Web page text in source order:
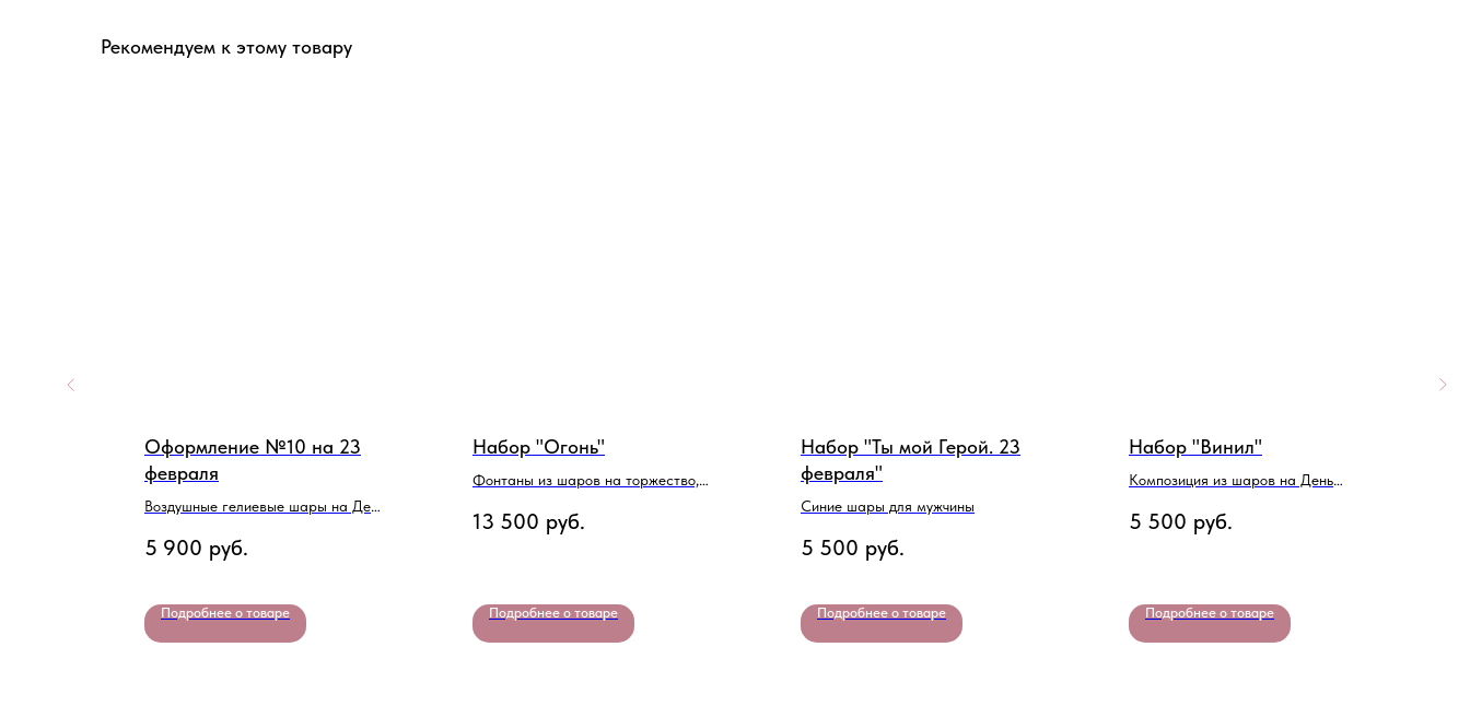
Рекомендуем к этому товару
Оформление №10 на 23
февраля
Воздушные гелиевые шары на День
5 900 руб.
Подробнее о товаре
Набор "Огонь"
Фонтаны из шаров на торжество,
13 500 руб.
Подробнее о товаре
Набор "Ты мой Герой. 23
февраля"
Синие шары для мужчины
5 500 руб.
Подробнее о товаре
Набор "Винил"
Композиция из шаров на День
5 500 руб.
Подробнее о товаре